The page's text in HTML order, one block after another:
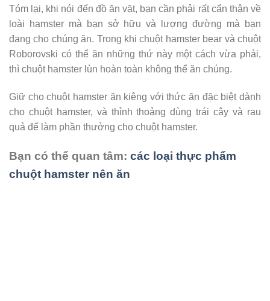
Tóm lại, khi nói đến đồ ăn vặt, bạn cần phải rất cẩn thận về
loài hamster mà bạn sở hữu và lượng đường mà bạn
đang cho chúng ăn. Trong khi chuột hamster bear và chuột
Roborovski có thể ăn những thứ này một cách vừa phải,
thì chuột hamster lùn hoàn toàn không thể ăn chúng.
Giữ cho chuột hamster ăn kiêng với thức ăn đặc biệt dành
cho chuột hamster, và thỉnh thoảng dùng trái cây và rau
quả để làm phần thưởng cho chuột hamster.
Bạn có thể quan tâm: các loại thực phẩm
chuột hamster nên ăn